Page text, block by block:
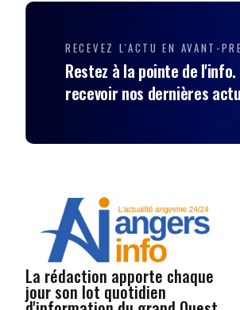
RECEVEZ L'ACTU EN AVANT-
Restez à la pointe de
recevoir nos dernières
La rédaction apporte chaque
jour son lot quotidien